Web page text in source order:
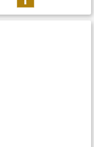
Condividi su